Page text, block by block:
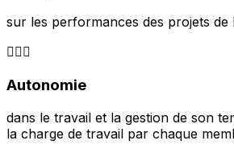
sur les performances des projets de
🏃🏻‍♂️
Autonomie
dans le travail et la gestion de son
la charge de travail par chaque